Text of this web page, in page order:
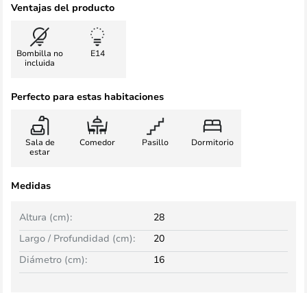
Ventajas del producto
Bombilla no
incluida
E14
Perfecto para estas habitaciones
Sala de
estar
Comedor Pasillo Dormitorio
Medidas
Altura (cm):
28
Largo / Profundidad (cm):
20
Diámetro (cm):
16